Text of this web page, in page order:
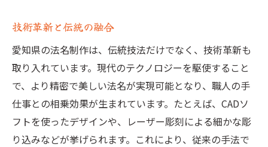
技術革新と伝統の融合
愛知県の法名制作は、伝統技法だけでなく、技術革新も
取り入れています。現代のテクノロジーを駆使すること
で、より精密で美しい法名が実現可能となり、職人の手
仕事との相乗効果が生まれています。たとえば、CADソ
フトを使ったデザインや、レーザー彫刻による細かな彫
り込みなどが挙げられます。これにより、従来の手法で